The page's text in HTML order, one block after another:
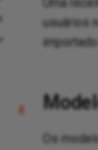
usuários
Os